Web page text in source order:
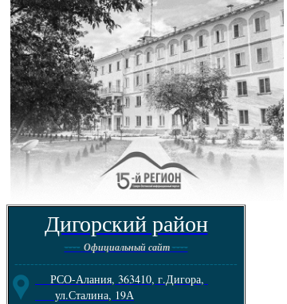
Дигорский район
---- Официальный сайт----
--------------------------------------------------------
РСО-Алания, 363410, г.Дигора,
ул.Сталина, 19А